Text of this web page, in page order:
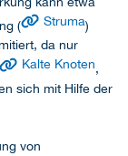
(
Struma)
da nur
Kalte Knoten,
sich mit Hilfe der
von